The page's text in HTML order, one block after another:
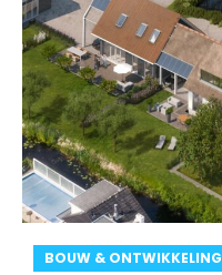
BOUW & ONTWIKKELING